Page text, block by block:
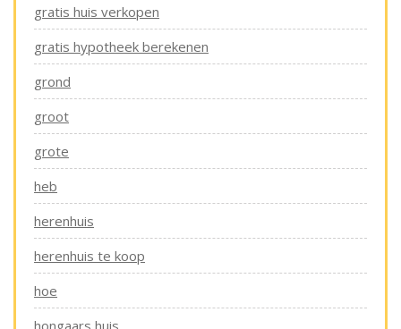
gratis huis verkopen
gratis hypotheek berekenen
grond
groot
grote
heb
herenhuis
herenhuis te koop
hoe
hongaars huis